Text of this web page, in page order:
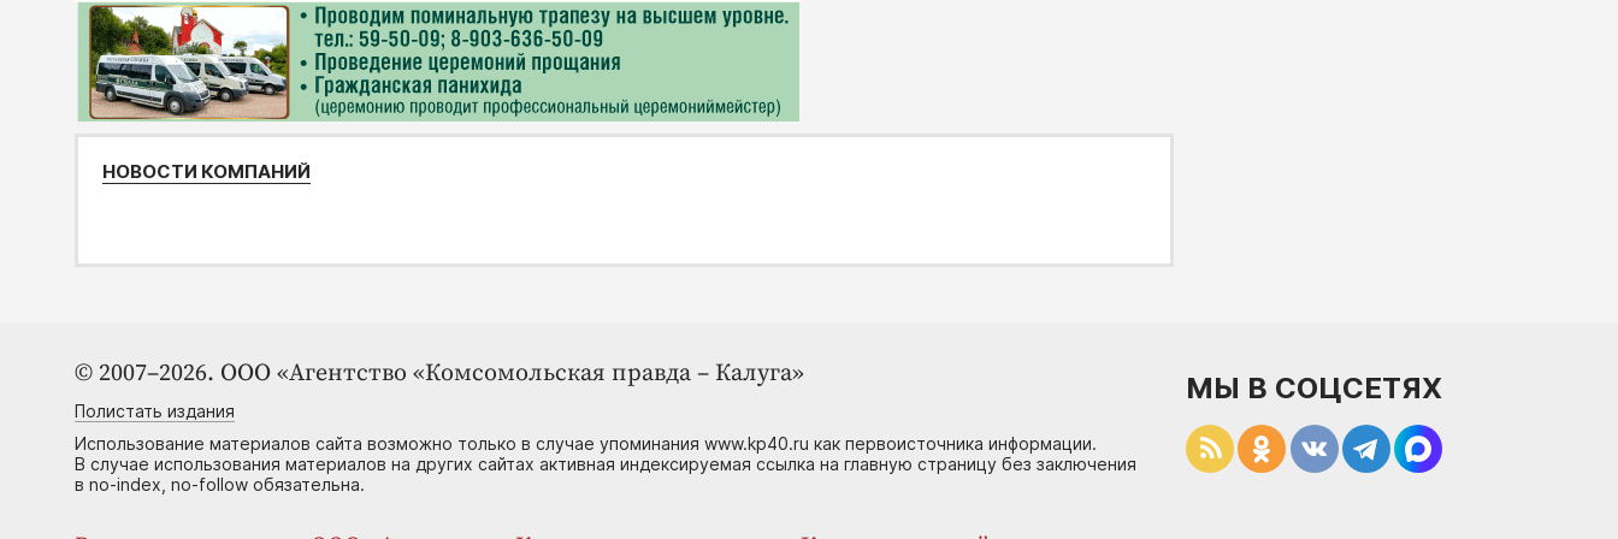
НОВОСТИ КОМПАНИЙ
© 2007–2026. ООО «Агентство «Комсомольская правда – Калуга»
Полистать издания
Использование материалов сайта возможно только в случае упоминания www.kp40.ru как первоисточника информации.
В случае использования материалов на других сайтах активная индексируемая ссылка на главную страницу без заключения
в no-index, no-follow обязательна.
МЫ В СОЦСЕТЯХ